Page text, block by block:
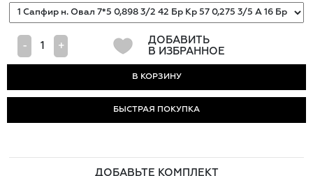
- +
ДОБАВИТЬ
В ИЗБРАННОЕ
БЫСТРАЯ ПОКУПКА
ДОБАВЬТЕ КОМПЛЕКТ